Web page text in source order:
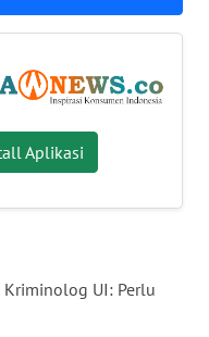
Aplikasi
Kriminolog UI: Perlu